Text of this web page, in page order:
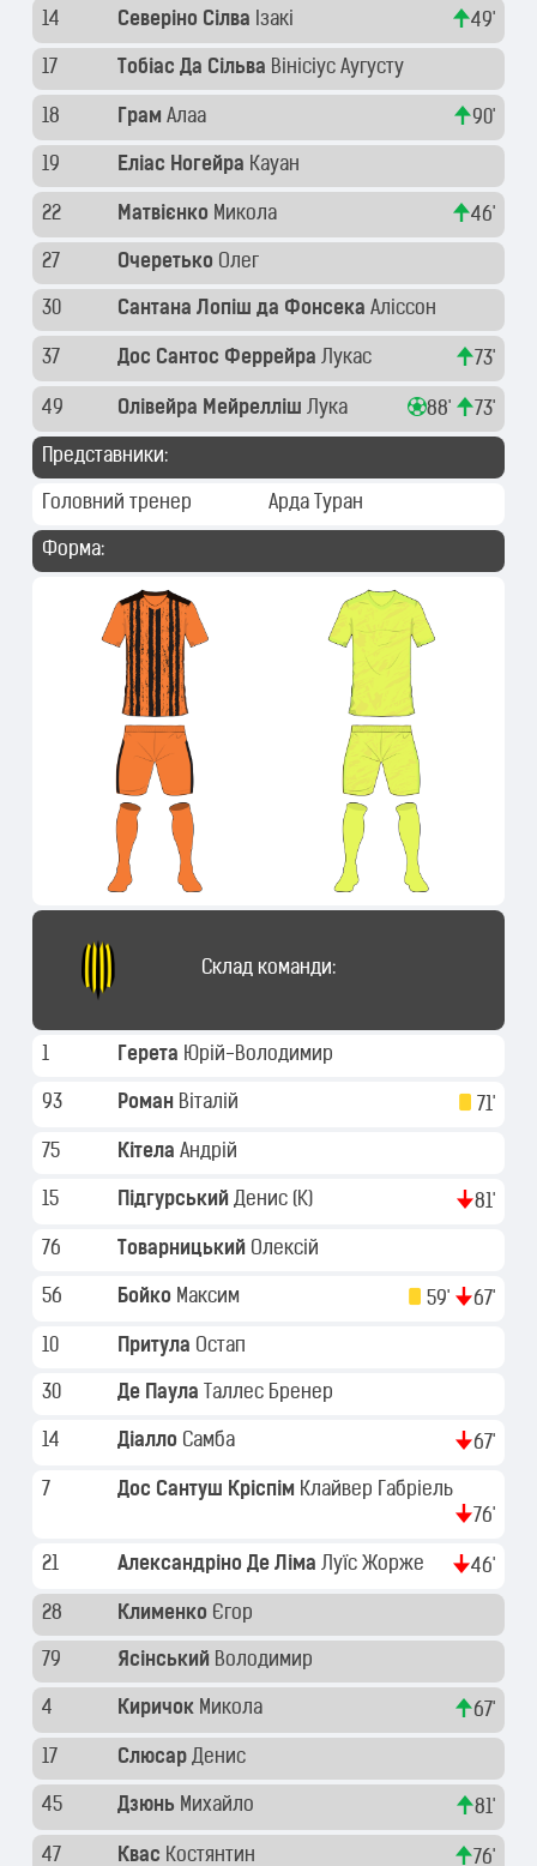
14 Северіно Сілва Ізакі 49'
17 Тобіас Да Сільва Вінісіус Аугусту
18 Грам Алаа 90'
19 Еліас Ногейра Кауан
22 Матвієнко Микола 46'
27 Очеретько Олег
30 Сантана Лопіш да Фонсека Аліссон
37 Дос Сантос Феррейра Лукас 73'
49 Олівейра Мейрелліш Лука 88' 73'
Представники:
Головний тренер Арда Туран
Форма:
Склад команди:
1 Герета Юрій-Володимир
93 Роман Віталій 71'
75 Кітела Андрій
15 Підгурський Денис (K) 81'
76 Товарницький Олексій
56 Бойко Максим 59' 67'
10 Притула Остап
30 Де Паула Таллес Бренер
14 Діалло Самба 67'
7 Дос Сантуш Кріспім Клайвер Габріель
76'
21 Александріно Де Ліма Луїс Жорже 46'
28 Клименко Єгор
79 Ясінський Володимир
4 Киричок Микола 67'
17 Слюсар Денис
45 Дзюнь Михайло 81'
47 Квас Костянтин 76'